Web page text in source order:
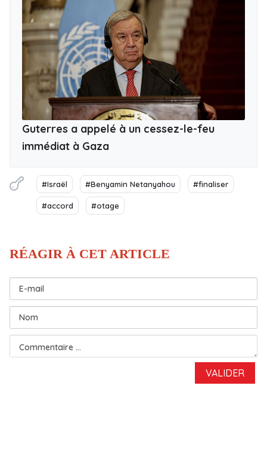
Guterres a appelé à un cessez-le-feu
immédiat à Gaza
#Israël #Benyamin Netanyahou #finaliser
#accord #otage